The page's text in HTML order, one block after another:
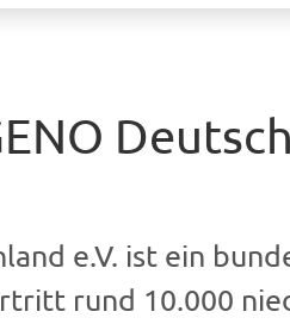
e.V. ist ein
rund 10.000